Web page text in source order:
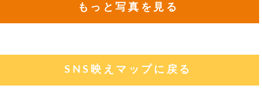
もっと写真を見る
SNS映えマップに戻る